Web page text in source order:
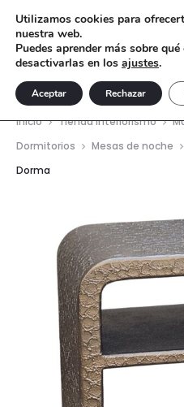
Inicio Tienda interiorismo
Dormitorios
Mesas de noche
Dorma
Utilizamos cookies para
nuestra web.
Puedes aprender más sobre
desactivarlas en los ajustes.
Aceptar Rechazar